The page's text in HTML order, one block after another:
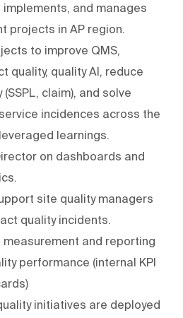
and manages
projects in AP region.
to improve QMS,
quality, quality AI, reduce
claim), and solve
incidences across the
learnings.
on dashboards and
site quality managers
quality incidents.
measurement and reporting
performance (internal KPI
initiatives are deployed